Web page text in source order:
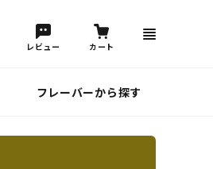
レビュー カート
フレーバーから探す